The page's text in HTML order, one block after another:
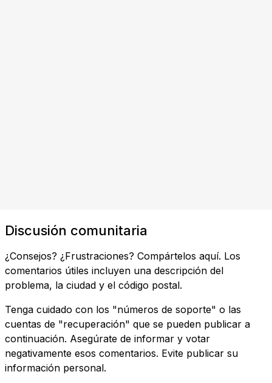
Discusión comunitaria
¿Consejos? ¿Frustraciones? Compártelos aquí. Los
comentarios útiles incluyen una descripción del
problema, la ciudad y el código postal.
Tenga cuidado con los "números de soporte" o las
cuentas de "recuperación" que se pueden publicar a
continuación. Asegúrate de informar y votar
negativamente esos comentarios. Evite publicar su
información personal.